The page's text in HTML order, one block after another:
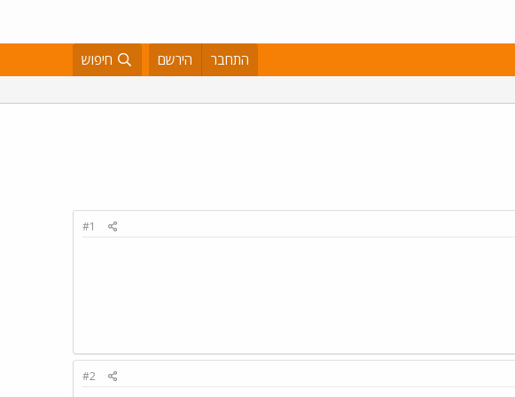
התחבר הירשם חיפוש
#1
#2